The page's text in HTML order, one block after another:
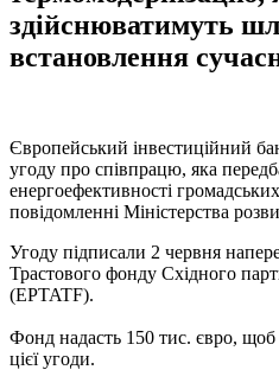
здійснюватимуть
встановлення
Європейський інвестиційний
угоду про співпрацю, яка
енергоефективності
повідомленні Міністерства
Угоду підписали 2 червня
Трастового фонду Східного
(EPTATF).
Фонд надасть 150 тис. євро,
цієї угоди.